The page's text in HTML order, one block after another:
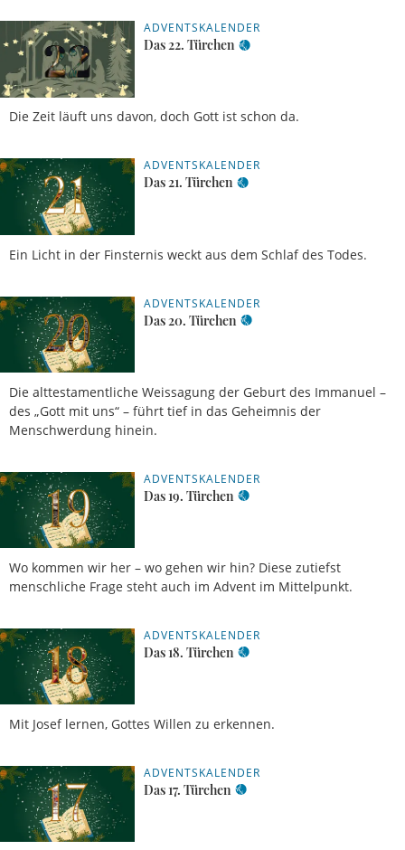
ADVENTSKALENDER
Das 22. Türchen
Die Zeit läuft uns davon, doch Gott ist schon da.
ADVENTSKALENDER
Das 21. Türchen
Ein Licht in der Finsternis weckt aus dem Schlaf des Todes.
ADVENTSKALENDER
Das 20. Türchen
Die alttestamentliche Weissagung der Geburt des Immanuel –
des „Gott mit uns“ – führt tief in das Geheimnis der
Menschwerdung hinein.
ADVENTSKALENDER
Das 19. Türchen
Wo kommen wir her – wo gehen wir hin? Diese zutiefst
menschliche Frage steht auch im Advent im Mittelpunkt.
ADVENTSKALENDER
Das 18. Türchen
Mit Josef lernen, Gottes Willen zu erkennen.
ADVENTSKALENDER
Das 17. Türchen